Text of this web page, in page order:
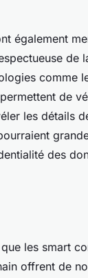
également
de
comme
de
les détails
des
les smart
offrent de